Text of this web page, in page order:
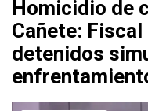
Homicidio de
Cañete:
detenidos